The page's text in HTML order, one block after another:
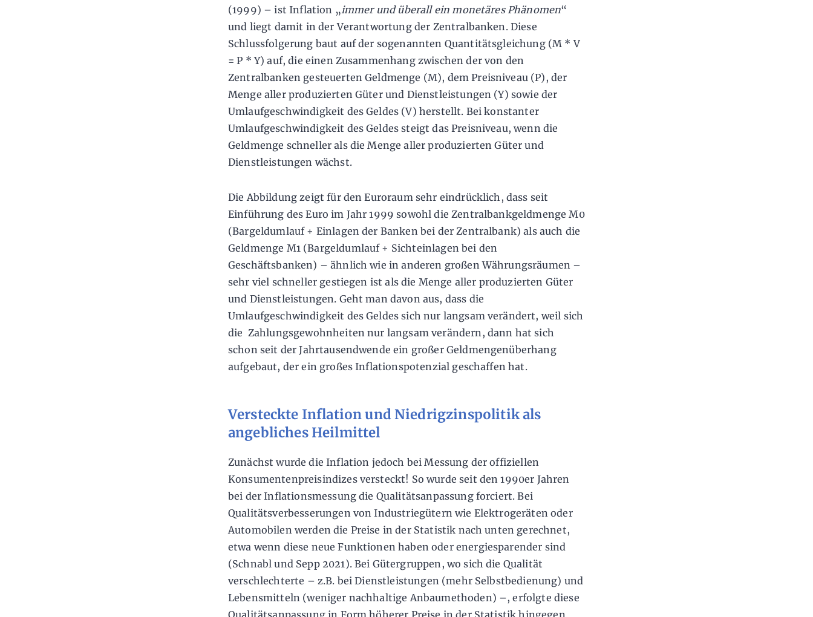
(1999) – ist Inflation „immer und überall ein monetäres Phänomen“
und liegt damit in der Verantwortung der Zentralbanken. Diese
Schlussfolgerung baut auf der sogenannten Quantitätsgleichung (M * V
= P * Y) auf, die einen Zusammenhang zwischen der von den
Zentralbanken gesteuerten Geldmenge (M), dem Preisniveau (P), der
Menge aller produzierten Güter und Dienstleistungen (Y) sowie der
Umlaufgeschwindigkeit des Geldes (V) herstellt. Bei konstanter
Umlaufgeschwindigkeit des Geldes steigt das Preisniveau, wenn die
Geldmenge schneller als die Menge aller produzierten Güter und
Dienstleistungen wächst.
Die Abbildung zeigt für den Euroraum sehr eindrücklich, dass seit
Einführung des Euro im Jahr 1999 sowohl die Zentralbankgeldmenge M0
(Bargeldumlauf + Einlagen der Banken bei der Zentralbank) als auch die
Geldmenge M1 (Bargeldumlauf + Sichteinlagen bei den
Geschäftsbanken) – ähnlich wie in anderen großen Währungsräumen –
sehr viel schneller gestiegen ist als die Menge aller produzierten Güter
und Dienstleistungen. Geht man davon aus, dass die
Umlaufgeschwindigkeit des Geldes sich nur langsam verändert, weil sich
die Zahlungsgewohnheiten nur langsam verändern, dann hat sich
schon seit der Jahrtausendwende ein großer Geldmengenüberhang
aufgebaut, der ein großes Inflationspotenzial geschaffen hat.
Versteckte Inflation und Niedrigzinspolitik als
angebliches Heilmittel
Zunächst wurde die Inflation jedoch bei Messung der offiziellen
Konsumentenpreisindizes versteckt! So wurde seit den 1990er Jahren
bei der Inflationsmessung die Qualitätsanpassung forciert. Bei
Qualitätsverbesserungen von Industriegütern wie Elektrogeräten oder
Automobilen werden die Preise in der Statistik nach unten gerechnet,
etwa wenn diese neue Funktionen haben oder energiesparender sind
(Schnabl und Sepp 2021). Bei Gütergruppen, wo sich die Qualität
verschlechterte – z.B. bei Dienstleistungen (mehr Selbstbedienung) und
Lebensmitteln (weniger nachhaltige Anbaumethoden) –, erfolgte diese